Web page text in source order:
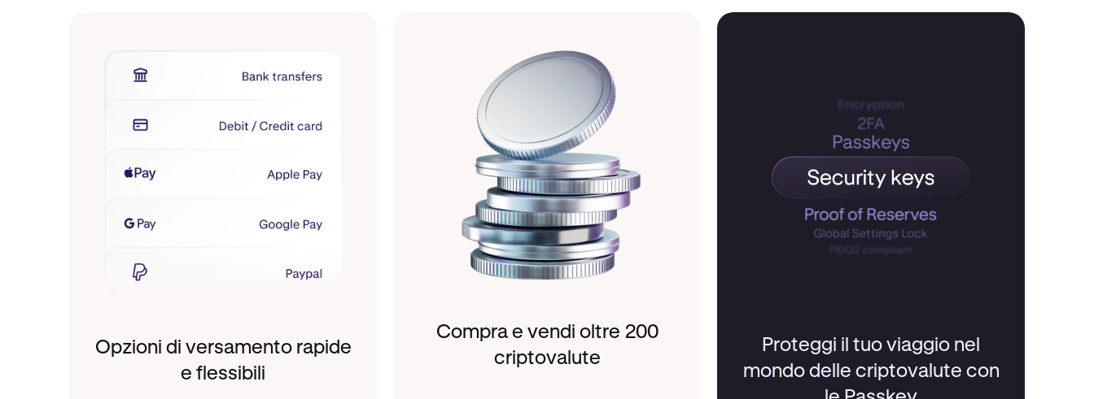
Opzioni di versamento rapide
e flessibili
Compra e vendi oltre 200
criptovalute
Proteggi il tuo viaggio nel
mondo delle criptovalute con